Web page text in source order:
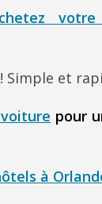
votre
Simple et
pour
à